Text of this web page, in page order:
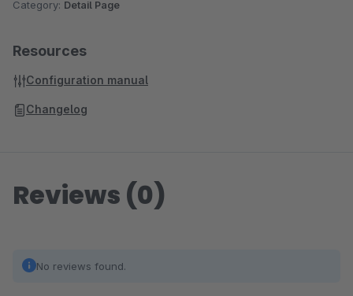
Category: Detail Page
Resources
Configuration manual
Changelog
Reviews (0)
No reviews found.